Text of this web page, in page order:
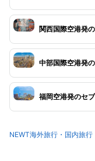
関西国際空港発
中部国際空港発
福岡空港発のセ
NEWT海外旅行・国内旅行